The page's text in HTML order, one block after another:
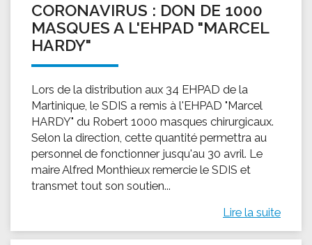
CORONAVIRUS : DON DE 1000
MASQUES A L'EHPAD "MARCEL
HARDY"
Lors de la distribution aux 34 EHPAD de la
Martinique, le SDIS a remis à l'EHPAD "Marcel
HARDY" du Robert 1000 masques chirurgicaux.
Selon la direction, cette quantité permettra au
personnel de fonctionner jusqu'au 30 avril. Le
maire Alfred Monthieux remercie le SDIS et
transmet tout son soutien...
Lire la suite